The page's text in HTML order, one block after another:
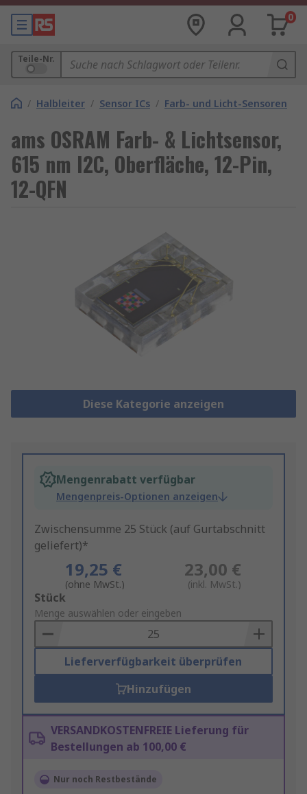
0
Teile-Nr.
/ Halbleiter / Sensor ICs / Farb- und Licht-Sensoren
ams OSRAM Farb- & Lichtsensor,
615 nm I2C, Oberfläche, 12-Pin,
12-QFN
Diese Kategorie anzeigen
Mengenrabatt verfügbar
Mengenpreis-Optionen anzeigen
Zwischensumme 25 Stück (auf Gurtabschnitt
geliefert)*
19,25 €
(ohne MwSt.)
23,00 €
(inkl. MwSt.)
Add
to
Basket
Stück
Menge auswählen oder eingeben
Lieferverfügbarkeit überprüfen
Hinzufügen
VERSANDKOSTENFREIE Lieferung für
Bestellungen ab 100,00 €
Nur noch Restbestände